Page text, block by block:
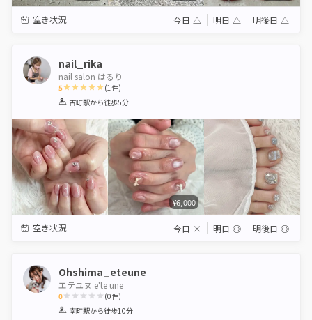
空き状況 今日 △ 明日 △ 明後日 △
nail_rika
nail salon はるり
5
1 2 3 4 5
(1件)
古町駅から徒歩5分
¥6,000
空き状況 今日 × 明日 ◎ 明後日 ◎
Ohshima_eteune
エテユヌ e'te une
0
1 2 3 4 5
(0件)
南町駅から徒歩10分